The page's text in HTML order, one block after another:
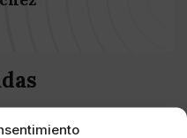
Online en